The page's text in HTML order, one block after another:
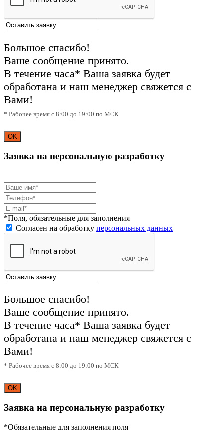
Большое спасибо!
Ваше сообщение принято.
В течение часа* Ваша заявка будет
обработана и наш менеджер свяжется с
Вами!
* Рабочее время с 8:00 до 19:00 по МСК
OK
Заявка на персональную разработку
*Поля, обязательные для заполнения
Согласен на обработку персональных данных
Большое спасибо!
Ваше сообщение принято.
В течение часа* Ваша заявка будет
обработана и наш менеджер свяжется с
Вами!
* Рабочее время с 8:00 до 19:00 по МСК
OK
Заявка на персональную разработку
*Обязательные для заполнения поля